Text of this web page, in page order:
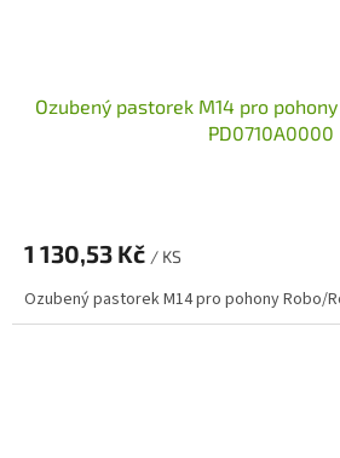
Ozubený pastorek M14 pro
PD0710A0000
1 130,53 Kč / KS
Ozubený pastorek M14 pro pohony Robo/